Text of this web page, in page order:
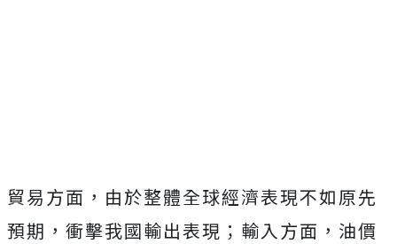
貿易方面，由於整體全球經濟表現不如原先
預期，衝擊我國輸出表現；輸入方面，油價